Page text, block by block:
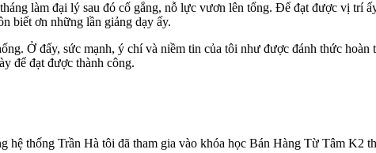
làm đại lý sau đó cố gắng, nỗ lực vươn lên tổng. Để đạt được vị trí
biết ơn những lần giảng dạy ấy.
Ở đấy, sức mạnh, ý chí và niềm tin của tôi như được đánh thức
để đạt được thành công.
hệ thống Trần Hà tôi đã tham gia vào khóa học Bán Hàng Từ Tâm K2